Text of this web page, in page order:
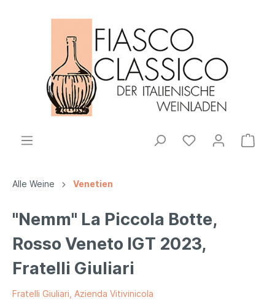
Alle Weine Venetien
"Nemm" La Piccola Botte,
Rosso Veneto IGT 2023,
Fratelli Giuliari
Fratelli Giuliari, Azienda Vitivinicola